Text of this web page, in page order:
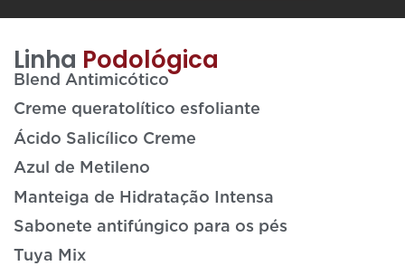
Linha Podológica
Blend Antimicótico
Creme queratolítico esfoliante
Ácido Salicílico Creme
Azul de Metileno
Manteiga de Hidratação Intensa
Sabonete antifúngico para os pés
Tuya Mix